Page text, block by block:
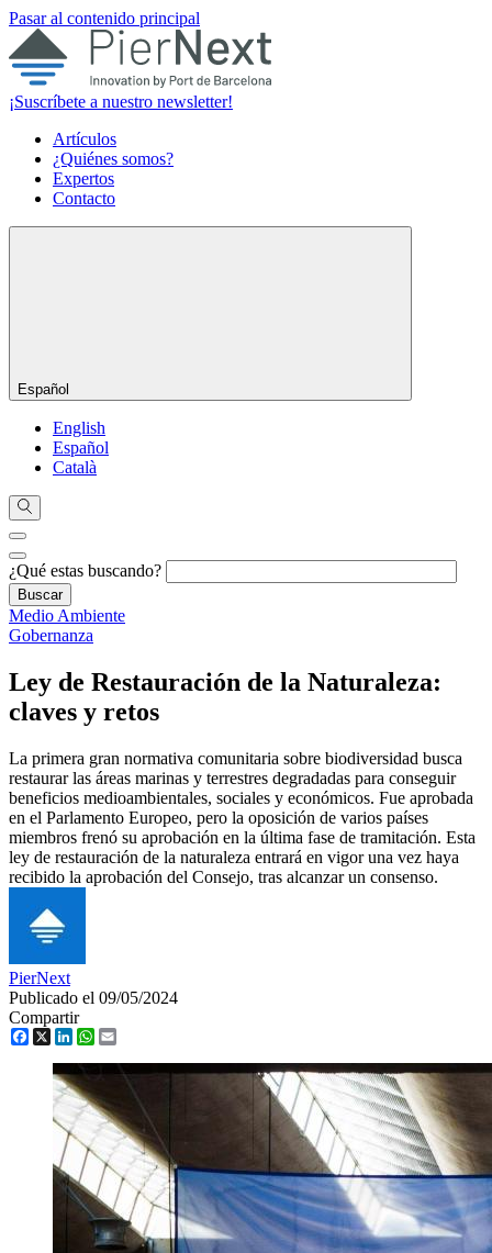
Pasar al contenido principal
¡Suscríbete a nuestro newsletter!
Artículos
¿Quiénes somos?
Expertos
Contacto
Español
English
Español
Català
¿Qué estas buscando?
Medio Ambiente
Gobernanza
Ley de Restauración de la Naturaleza:
claves y retos
La primera gran normativa comunitaria sobre biodiversidad busca
restaurar las áreas marinas y terrestres degradadas para conseguir
beneficios medioambientales, sociales y económicos. Fue aprobada
en el Parlamento Europeo, pero la oposición de varios países
miembros frenó su aprobación en la última fase de tramitación. Esta
ley de restauración de la naturaleza entrará en vigor una vez haya
recibido la aprobación del Consejo, tras alcanzar un consenso.
PierNext
Publicado el 09/05/2024
Compartir
Facebook
X LinkedInWhatsApp